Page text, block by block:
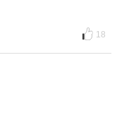
18